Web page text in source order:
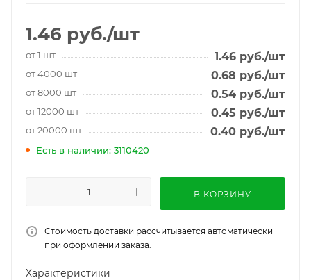
1.46 руб./шт
от 1 шт 1.46 руб./шт
от 4000 шт 0.68 руб./шт
от 8000 шт 0.54 руб./шт
от 12000 шт 0.45 руб./шт
от 20000 шт 0.40 руб./шт
Есть в наличии: 3110420
В КОРЗИНУ
Стоимость доставки рассчитывается автоматически
при оформлении заказа.
Характеристики